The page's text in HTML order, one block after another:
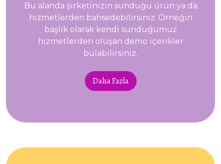
Bu alanda şirketinizin sunduğu ürün ya da
hizmetlerden bahsedebilirsiniz. Örneğin
başlık olarak kendi sunduğumuz
hizmetlerden oluşan demo içerikler
bulabilirsiniz.
Daha Fazla